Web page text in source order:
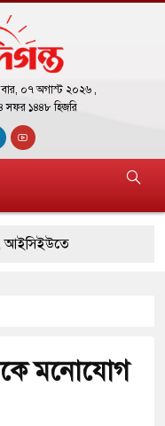
০৭ অগাস্ট ২০২৬ ,
সফর ১৪৪৮ হিজরি
মনোযোগ